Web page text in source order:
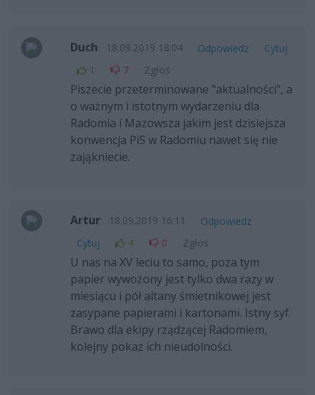
Duch 18.09.2019 18:04 Odpowiedz
Cytuj
1
7 Zgłoś
Piszecie przeterminowane "aktualności", a
o ważnym i istotnym wydarzeniu dla
Radomia i Mazowsza jakim jest dzisiejsza
konwencja PiS w Radomiu nawet się nie
zająkniecie.
Artur 18.09.2019 16:11
Odpowiedz
Cytuj
4 0 Zgłoś
U nas na XV leciu to samo, poza tym
papier wywożony jest tylko dwa razy w
miesiącu i pół altany śmietnikowej jest
zasypane papierami i kartonami. Istny syf.
Brawo dla ekipy rządzącej Radomiem,
kolejny pokaz ich nieudolności.